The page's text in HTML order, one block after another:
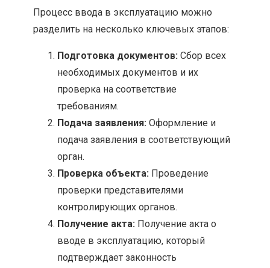
Процесс ввода в эксплуатацию можно
разделить на несколько ключевых этапов:
Подготовка документов: Сбор всех
необходимых документов и их
проверка на соответствие
требованиям.
Подача заявления: Оформление и
подача заявления в соответствующий
орган.
Проверка объекта: Проведение
проверки представителями
контролирующих органов.
Получение акта: Получение акта о
вводе в эксплуатацию, который
подтверждает законность